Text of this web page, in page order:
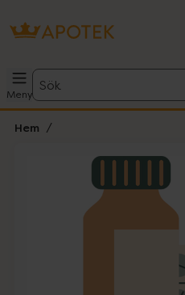
Meny
Sök
Hem
Lista: . Innehåller